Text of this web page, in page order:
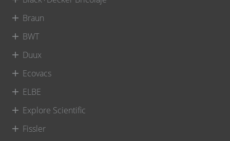
Braun
BWT
Duux
Ecovacs
ELBE
Explore Scientific
Fissler